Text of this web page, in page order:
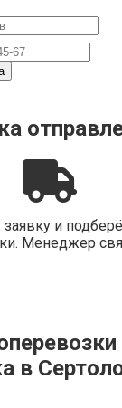
и
Менеджер
в